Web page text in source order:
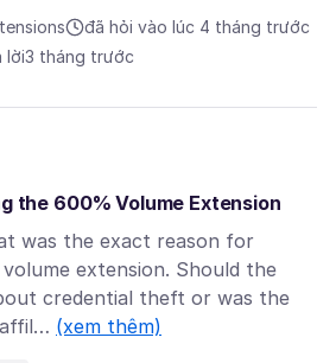
đã hỏi vào lúc 4 tháng trước
lời3 tháng trước
the 600% Volume Extension
was the exact reason for
extension. Should the
credential theft or was the
(xem thêm)